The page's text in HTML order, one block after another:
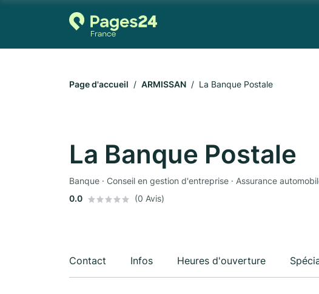
Page d'accueil ARMISSAN La Banque Postale
La Banque Postale
Banque · Conseil en gestion d'entreprise · Assurance
0.0
(0 Avis)
Contact Infos Heures d'ouverture